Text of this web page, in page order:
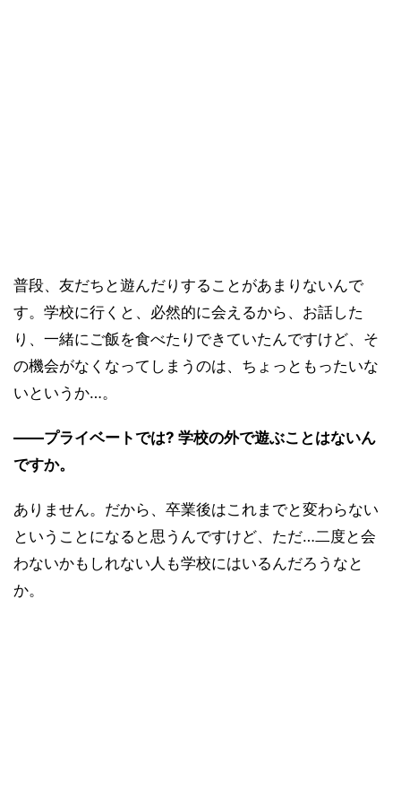
普段、友だちと遊んだりすることがあまりないんで
す。学校に行くと、必然的に会えるから、お話した
り、一緒にご飯を食べたりできていたんですけど、そ
の機会がなくなってしまうのは、ちょっともったいな
いというか…。
――プライベートでは? 学校の外で遊ぶことはないん
ですか。
ありません。だから、卒業後はこれまでと変わらない
ということになると思うんですけど、ただ…二度と会
わないかもしれない人も学校にはいるんだろうなと
か。